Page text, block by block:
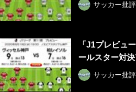
サッカー批
「J1プレビュ
ールスター対
サッカー批